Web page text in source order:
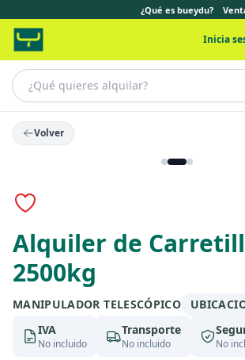
¿Qué es bueydu?
Inicia
Volver
Alquiler de
2500kg
MANIPULADOR TELESCÓPICO
IVA
No incluido
Transporte
No incluido No